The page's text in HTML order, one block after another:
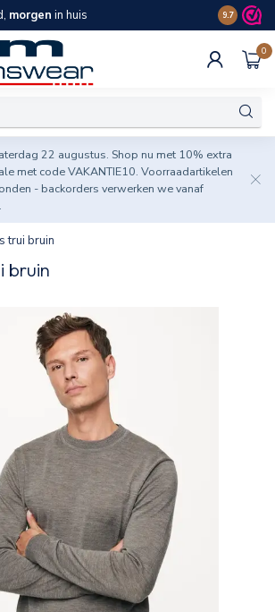
morgen in huis Spaar
9.7
0
22 augustus. Shop nu met 10% extra
met code VAKANTIE10. Voorraadartikelen
- backorders verwerken we vanaf
trui bruin
bruin